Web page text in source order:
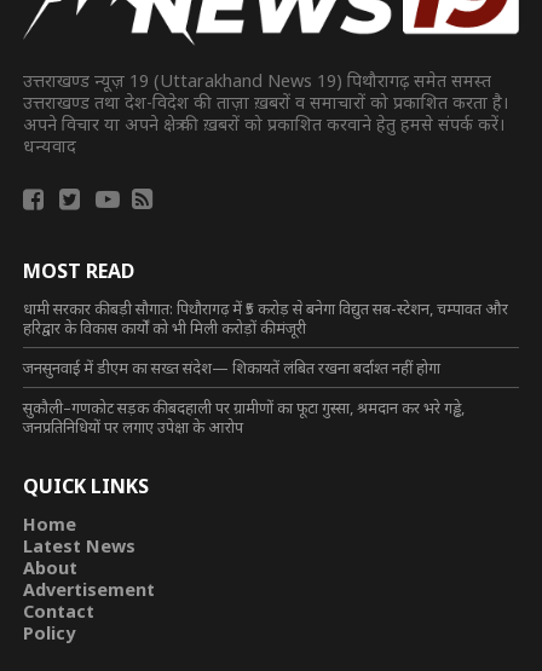
उत्तराखण्ड न्यूज़ 19 (Uttarakhand News 19) पिथौरागढ़ समेत समस्त
उत्तराखण्ड तथा देश-विदेश की ताज़ा ख़बरों व समाचारों को प्रकाशित करता है।
अपने विचार या अपने क्षेत्र की ख़बरों को प्रकाशित करवाने हेतु हमसे संपर्क करें।
धन्यवाद
MOST READ
धामी सरकार की बड़ी सौगात: पिथौरागढ़ में ₹5 करोड़ से बनेगा विद्युत सब-स्टेशन, चम्पावत और
हरिद्वार के विकास कार्यों को भी मिली करोड़ों की मंजूरी
जनसुनवाई में डीएम का सख्त संदेश— शिकायतें लंबित रखना बर्दाश्त नहीं होगा
सुकौली–गणकोट सड़क की बदहाली पर ग्रामीणों का फूटा गुस्सा, श्रमदान कर भरे गड्ढे,
जनप्रतिनिधियों पर लगाए उपेक्षा के आरोप
QUICK LINKS
Home
Latest News
About
Advertisement
Contact
Policy